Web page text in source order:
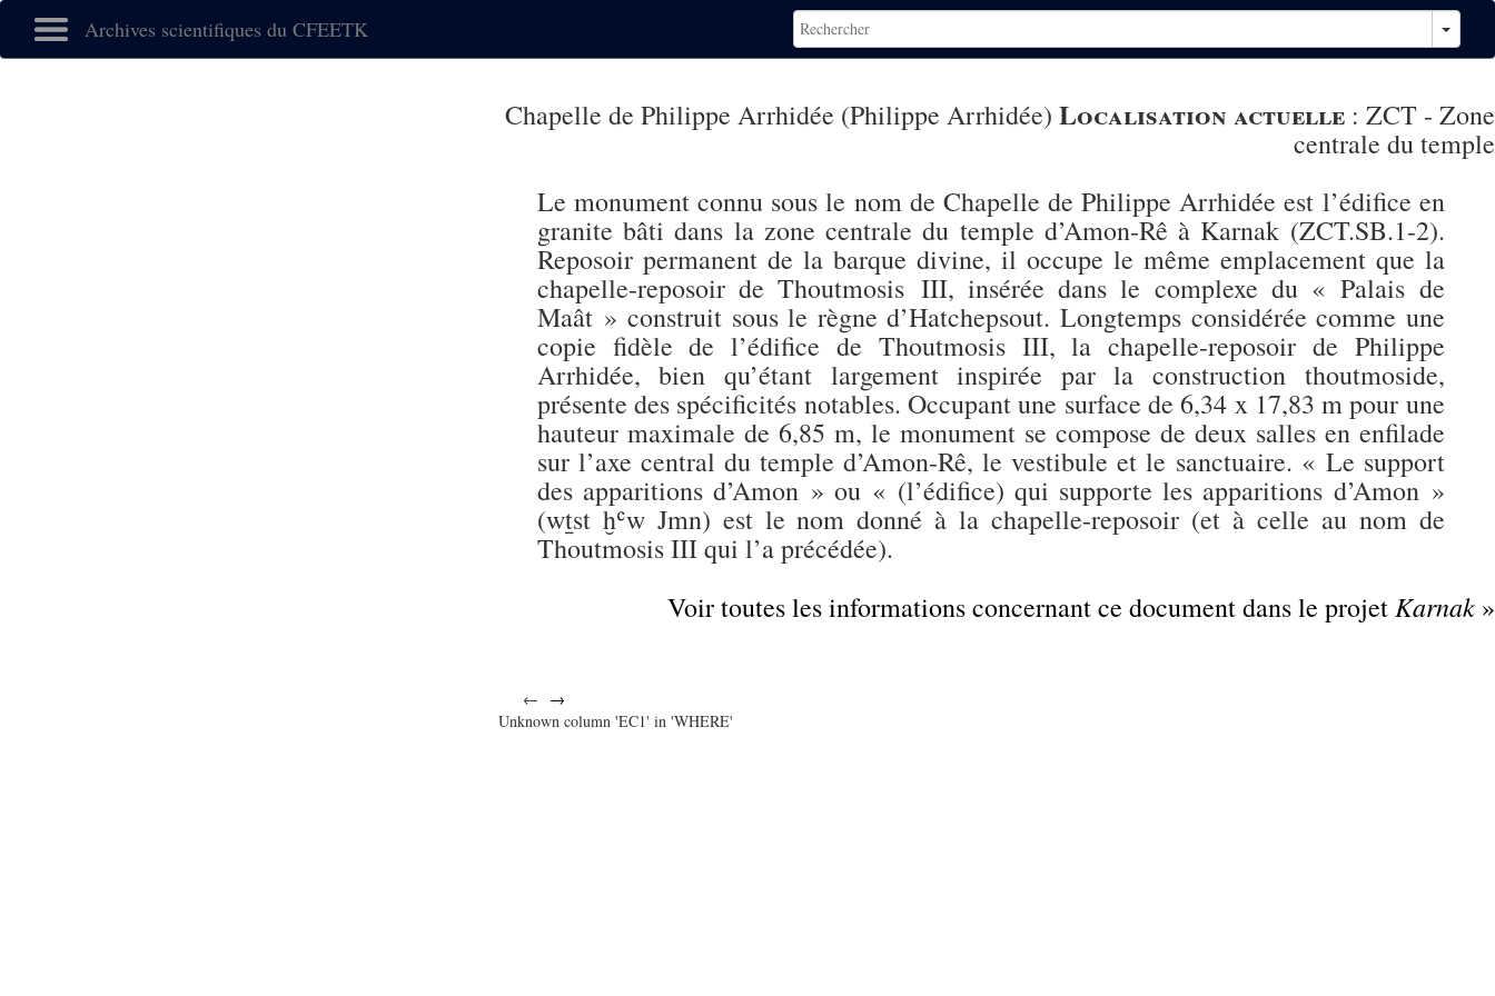
Archives scientifiques du CFEETK
Chapelle de Philippe Arrhidée (Philippe Arrhidée) Localisation actuelle : ZCT - Zone
centrale du temple
Le monument connu sous le nom de Chapelle de Philippe Arrhidée est l’édifice en
granite bâti dans la zone centrale du temple d’Amon-Rê à Karnak (ZCT.SB.1-2).
Reposoir permanent de la barque divine, il occupe le même emplacement que la
chapelle-reposoir de Thoutmosis III, insérée dans le complexe du « Palais de
Maât » construit sous le règne d’Hatchepsout. Longtemps considérée comme une
copie fidèle de l’édifice de Thoutmosis III, la chapelle-reposoir de Philippe
Arrhidée, bien qu’étant largement inspirée par la construction thoutmoside,
présente des spécificités notables. Occupant une surface de 6,34 x 17,83 m pour une
hauteur maximale de 6,85 m, le monument se compose de deux salles en enfilade
sur l’axe central du temple d’Amon-Rê, le vestibule et le sanctuaire. « Le support
des apparitions d’Amon » ou « (l’édifice) qui supporte les apparitions d’Amon »
(wṯst ḫʿw Jmn) est le nom donné à la chapelle-reposoir (et à celle au nom de
Thoutmosis III qui l’a précédée).
Voir toutes les informations concernant ce document dans le projet Karnak »
←
→
Unknown column 'EC1' in 'WHERE'